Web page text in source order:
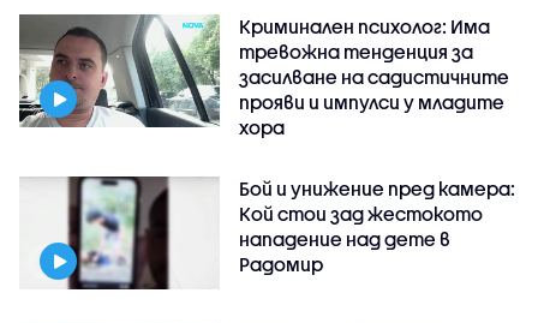
Криминален психолог: Има
тревожна тенденция за
засилване на садистичните
прояви и импулси у младите
хора
Бой и унижение пред камера:
Кой стои зад жестокото
нападение над дете в
Радомир